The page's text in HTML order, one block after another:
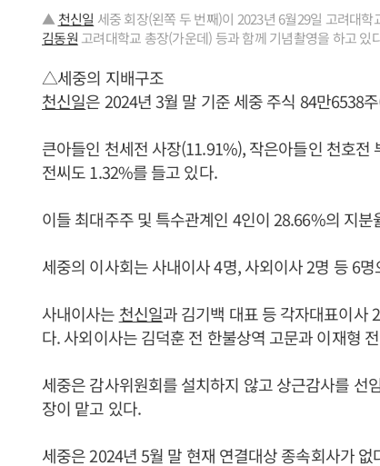
▲ 천신일 세중 회장(왼쪽 두 번째)이 2023년 6월29일 고려대
김동원 고려대학교 총장(가운데) 등과 함께 기념촬영을 하고 있
△세중의 지배구조
천신일은 2024년 3월 말 기준 세중 주식 84만6538
큰아들인 천세전 사장(11.91%), 작은아들인 천호
전씨도 1.32%를 들고 있다.
이들 최대주주 및 특수관계인 4인이 28.66%의 지
세중의 이사회는 사내이사 4명, 사외이사 2명 등 6
사내이사는 천신일과 김기백 대표 등 각자대표이사
다. 사외이사는 김덕훈 전 한불상역 고문과 이재형
세중은 감사위원회를 설치하지 않고 상근감사를 선
장이 맡고 있다.
세중은 2024년 5월 말 현재 연결대상 종속회사가